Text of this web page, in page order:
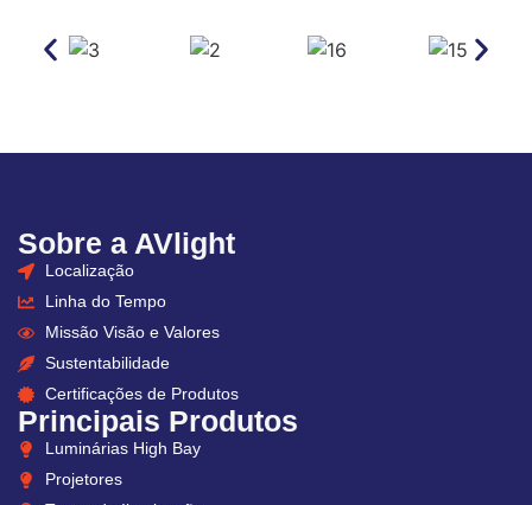
Sobre a AVlight
Localização
Linha do Tempo
Missão Visão e Valores
Sustentabilidade
Certificações de Produtos
Principais Produtos
Luminárias High Bay
Projetores